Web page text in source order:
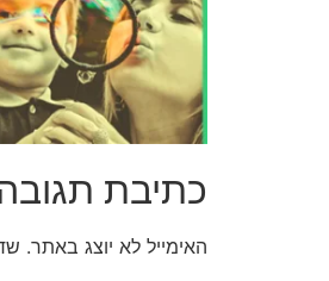
כתיבת
האימייל לא יוצג באתר.